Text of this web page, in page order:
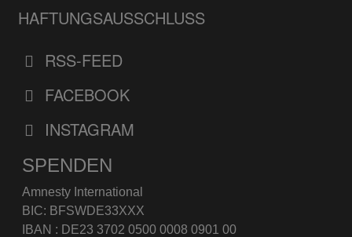
HAFTUNGSAUSSCHLUSS
RSS-FEED
FACEBOOK
INSTAGRAM
SPENDEN
Amnesty International
BIC: BFSWDE33XXX
IBAN : DE23 3702 0500 0008 0901 00